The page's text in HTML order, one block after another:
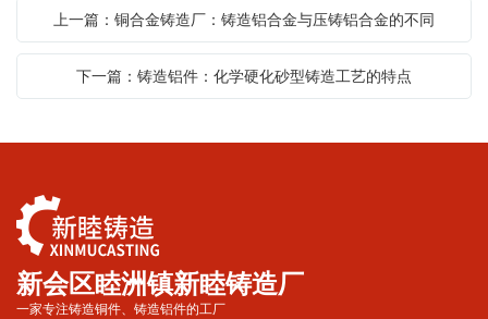
上一篇：铜合金铸造厂：铸造铝合金与压铸铝合金的不同
下一篇：铸造铝件：化学硬化砂型铸造工艺的特点
新会区睦洲镇新睦铸造厂
一家专注铸造铜件、铸造铝件的工厂